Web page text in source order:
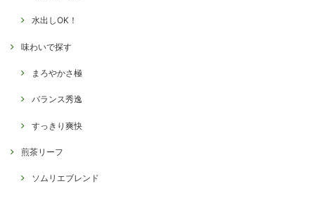
水出しOK！
味わいで探す
まろやかさ極
バランス秀逸
すっきり爽快
煎茶リーフ
ソムリエブレンド